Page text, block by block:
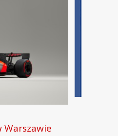
Warszawie